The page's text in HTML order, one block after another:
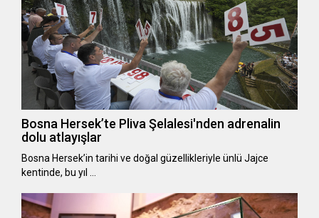
Bosna Hersek’te Pliva Şelalesi'nden adrenalin
dolu atlayışlar
Bosna Hersek’in tarihi ve doğal güzellikleriyle ünlü Jajce
kentinde, bu yıl …